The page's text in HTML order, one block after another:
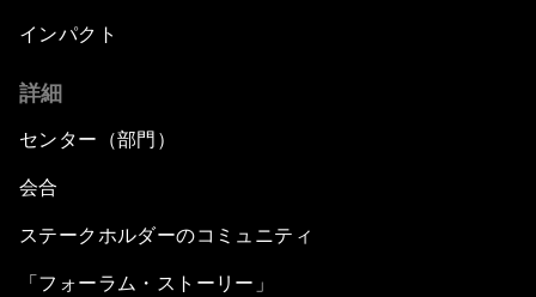
インパクト
詳細
センター（部門）
会合
ステークホルダーのコミュニティ
「フォーラム・ストーリー」